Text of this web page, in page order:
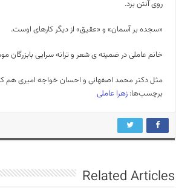
روی آنتن برد.
«سجده بر آسمان» و «عقیق» از دیگر کارهای اوست.
خانم عاملی در ضمینه ی شعر و ترانه سرایی بابزرگان
مثل دکتر محمد اصفهانی و احسان خواجه امیری هم
برچسب‌ها:زهرا عاملی
Related Articles